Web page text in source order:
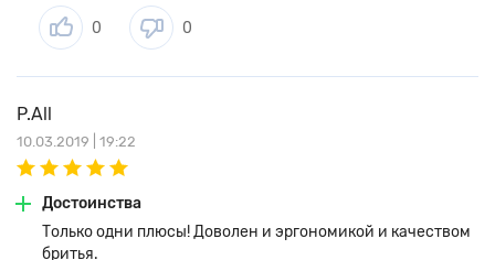
0 0
P.All
10.03.2019 | 19:22
Достоинства
Только одни плюсы! Доволен и эргономикой и качеством
бритья.